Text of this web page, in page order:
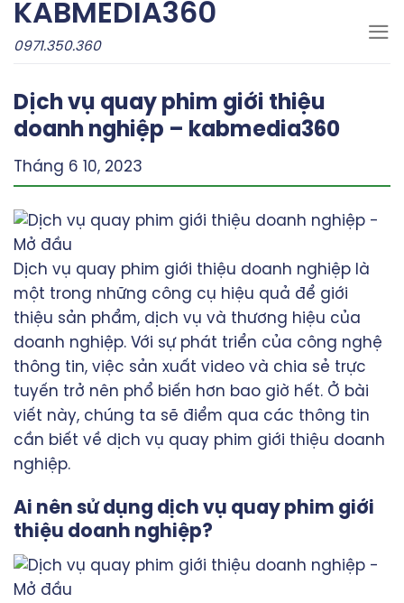
SkipKABMEDIA360
0971.350.360
Dịch vụ quay phim giới thiệu
doanh nghiệp – kabmedia360
Tháng 6 10, 2023
Dịch vụ quay phim giới thiệu doanh nghiệp là
một trong những công cụ hiệu quả để giới
thiệu sản phẩm, dịch vụ và thương hiệu của
doanh nghiệp. Với sự phát triển của công nghệ
thông tin, việc sản xuất video và chia sẻ trực
tuyến trở nên phổ biến hơn bao giờ hết. Ở bài
viết này, chúng ta sẽ điểm qua các thông tin
cần biết về dịch vụ quay phim giới thiệu doanh
nghiệp.
Ai nên sử dụng dịch vụ quay phim giới
thiệu doanh nghiệp?